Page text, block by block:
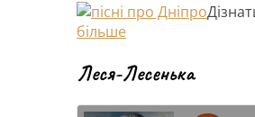
більше
Леся-Лесенька